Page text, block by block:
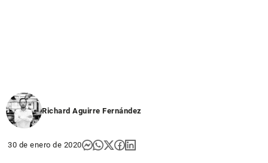
Richard Aguirre Fernández
30 de enero de 2020